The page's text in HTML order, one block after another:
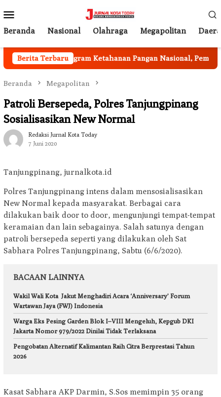
ke
kontenMobile
Beranda Nasional Olahraga Megapolitan
Berita TerbaruProgram Ketahanan Pangan Nasional, Pemkab
Beranda Megapolitan
Patroli Bersepeda, Polres Tanjungpinang
Sosialisasikan New Normal
Redaksi Jurnal Kota Today
7 Juni 2020
Tanjungpinang, jurnalkota.id
Polres Tanjungpinang intens dalam mensosialisasikan
New Normal kepada masyarakat. Berbagai cara
dilakukan baik door to door, mengunjungi tempat-tempat
keramaian dan lain sebagainya. Salah satunya dengan
patroli bersepeda seperti yang dilakukan oleh Sat
Sabhara Polres Tanjungpinang, Sabtu (6/6/2020).
BACAAN LAINNYA
Wakil Wali Kota Jakut Menghadiri Acara ‘Anniversary’ Forum
Wartawan Jaya (FWJ) Indonesia
Warga Eks Pesing Garden Blok I–VIII Mengeluh, Kepgub DKI
Jakarta Nomor 979/2022 Dinilai Tidak Terlaksana
Pengobatan Alternatif Kalimantan Raih Citra Berprestasi Tahun
2026
Kasat Sabhara AKP Darmin, S.Sos memimpin 35 orang